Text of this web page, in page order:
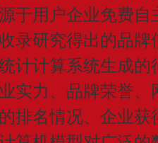
于用户企业免费
录研究得出的品
计计算系统生成
实力、品牌荣誉
排名情况、企业